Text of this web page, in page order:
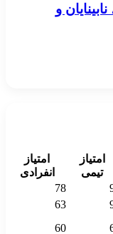
و
امتیاز
تیمی
امتیاز
انفرادی
78
63
60